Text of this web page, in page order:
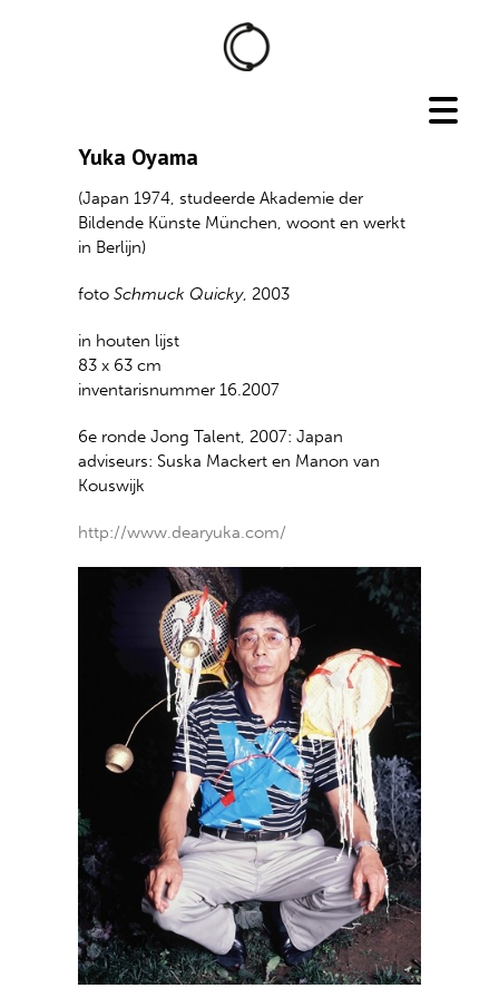
Yuka Oyama
(Japan 1974, studeerde Akademie der
Bildende Künste München, woont en werkt
in Berlijn)
fotoSchmuck Quicky, 2003
in houten lijst
83 x 63 cm
inventarisnummer 16.2007
6e ronde Jong Talent, 2007: Japan
adviseurs: Suska Mackert en Manon van
Kouswijk
http://www.dearyuka.com/